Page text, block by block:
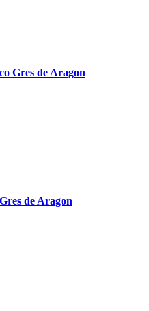
Gres de Aragon
de Aragon